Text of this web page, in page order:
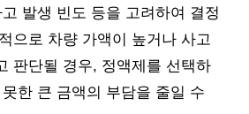
발생 빈도 등을 고려하여 결정
으로 차량 가액이 높거나 사고
판단될 경우, 정액제를 선택하
한 큰 금액의 부담을 줄일 수